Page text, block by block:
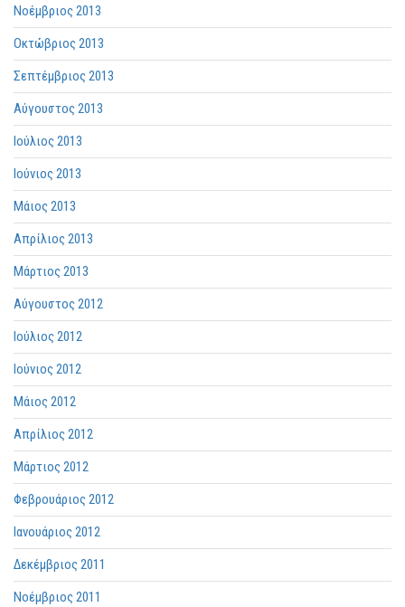
Νοέμβριος 2013
Οκτώβριος 2013
Σεπτέμβριος 2013
Αύγουστος 2013
Ιούλιος 2013
Ιούνιος 2013
Μάιος 2013
Απρίλιος 2013
Μάρτιος 2013
Αύγουστος 2012
Ιούλιος 2012
Ιούνιος 2012
Μάιος 2012
Απρίλιος 2012
Μάρτιος 2012
Φεβρουάριος 2012
Ιανουάριος 2012
Δεκέμβριος 2011
Νοέμβριος 2011